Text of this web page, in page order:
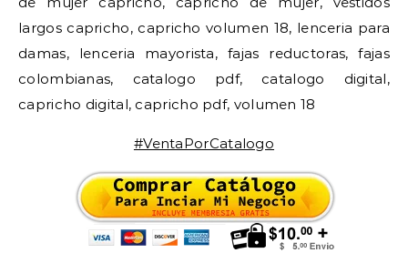
largos capricho, capricho volumen 18, lenceria para
damas, lenceria mayorista, fajas reductoras, fajas
colombianas, catalogo pdf, catalogo digital,
capricho digital, capricho pdf, volumen 18
#VentaPorCatalogo